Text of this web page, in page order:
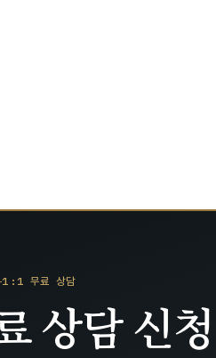
1:1 무료 상담
상담 신청